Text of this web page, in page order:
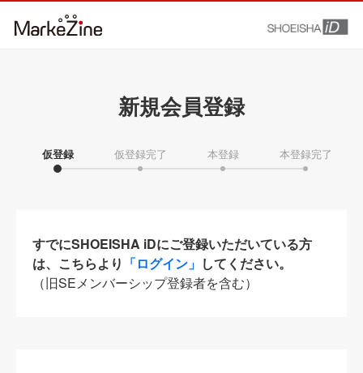
新規会員登録
仮登録 仮登録完了 本登録 本登録完了
すでにSHOEISHA iDにご登録いただいている方
は、こちらより 「ログイン」 してください。
（旧SEメンバーシップ登録者を含む）